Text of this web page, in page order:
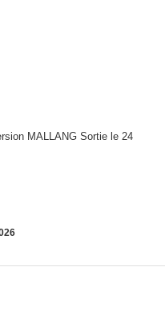
MALLANG Sortie le 24